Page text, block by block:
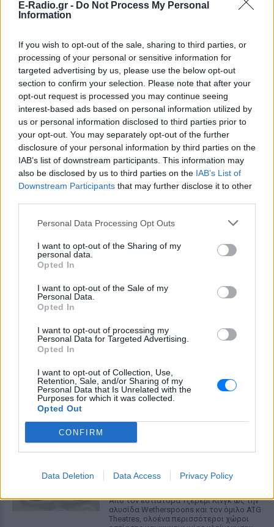
E-Radio.gr - Do Not Process My Personal
Information
If you wish to opt-out of the sale, sharing to third parties, or
processing of your personal or sensitive information for
targeted advertising by us, please use the below opt-out
section to confirm your selection. Please note that after your
opt-out request is processed you may continue seeing
interest-based ads based on personal information utilized by
us or personal information disclosed to third parties prior to
your opt-out. You may separately opt-out of the further
disclosure of your personal information by third parties on the
IAB’s list of downstream participants. This information may
also be disclosed by us to third parties on the IAB’s List of
Downstream Participants that may further disclose it to other
Personal Data Processing Opt Outs
I want to opt-out of the Sharing of my
personal data.
Opted In
I want to opt-out of the Sale of my
Personal Data.
Opted In
I want to opt-out of processing my
Personal Data for Targeted Advertising.
Opted In
I want to opt-out of Collection, Use,
Retention, Sale, and/or Sharing of my
Personal Data that Is Unrelated with the
Purposes for which it was collected.
Opted Out
CONFIRM
Data Deletion Data Access Privacy Policy
ΔΕΙΤΕ ΕΠΙΣΗΣ
ΣΤΗΝ ΙΔΙΑ ΚΑΤΗΓΟΡΙΑ
Γιατί δεν έσωσα το κουτάβι: Ο
ερευνητής που κατέγραφε τη
συμβίωση του μικρού σκυλιού
με αγέλη λύκων εξηγεί γιατί
«Κρατάμε την επιστημονική απόσταση,
δεν είναι δυνατόν να πάω να επέμβω,
αγέλη με λύκους, είναι επικίνδυνο» λέει
στο protothema.gr ο διδάκτορας
Για πάντα στη Ρεάλ Μαδρίτης ο
Βινίσιους: Υπογράφει νέο
Βραζιλιάνος
ΧΤΕΣ
Σύμφωνα με τον Φαμπρίτσιο Ρομάνο ο
την πρόταση της Ρεάλ
Meta έξυπνα γυαλιά: Γιατί
εστιατόρια, παμπ και θέατρα
στη Βρετανία τα απαγορεύουν
Από τον εστιάτορα Τζέρεμι Κινγκ ως την
αλυσίδα Wetherspoons και τον όμιλο ATG
Theatres, ολοένα περισσότεροι χώροι